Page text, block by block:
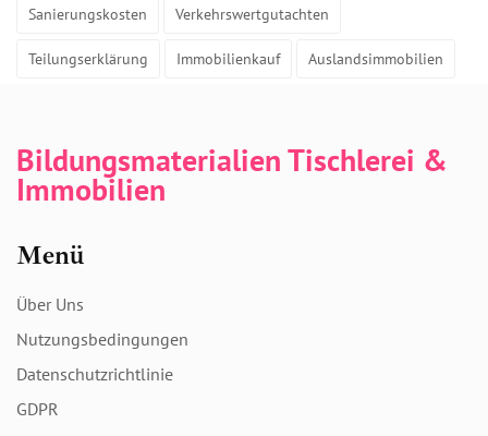
Sanierungskosten Verkehrswertgutachten
Teilungserklärung Immobilienkauf Auslandsimmobilien
Bildungsmaterialien Tischlerei &
Immobilien
Menü
Über Uns
Nutzungsbedingungen
Datenschutzrichtlinie
GDPR